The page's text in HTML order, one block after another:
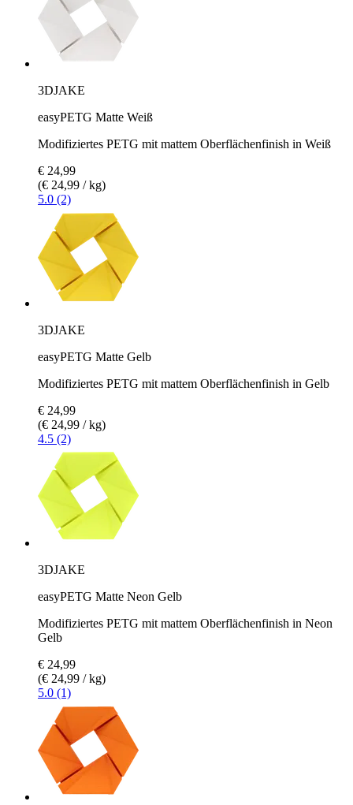
3DJAKE
easyPETG Matte Weiß
Modifiziertes PETG mit mattem Oberflächenfinish in Weiß
€ 24,99
(€ 24,99 / kg)
5.0 (2)
3DJAKE
easyPETG Matte Gelb
Modifiziertes PETG mit mattem Oberflächenfinish in Gelb
€ 24,99
(€ 24,99 / kg)
4.5 (2)
3DJAKE
easyPETG Matte Neon Gelb
Modifiziertes PETG mit mattem Oberflächenfinish in Neon
Gelb
€ 24,99
(€ 24,99 / kg)
5.0 (1)